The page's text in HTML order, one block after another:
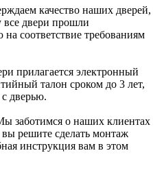
качество наших дверей,
все двери прошли
соответствие требованиям
прилагается электронный
талон сроком до 3 лет,
с дверью.
заботимся о наших клиентах
решите сделать монтаж
инструкция вам в этом